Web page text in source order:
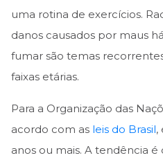
uma rotina de exercícios.
danos causados por maus
fumar são temas
faixas etárias.
Para a Organização das
acordo com as leis do Brasil ,
anos ou mais. A tendência